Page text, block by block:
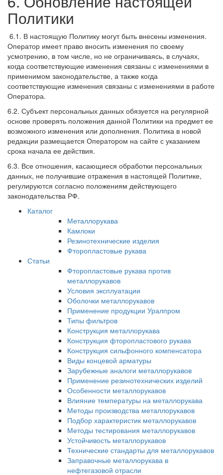
Политики
6.1. В настоящую Политику могут быть внесены изменения.
Оператор имеет право вносить изменения по своему
усмотрению, в том числе, но не ограничиваясь, в случаях,
когда соответствующие изменения связаны с изменениями в
применимом законодательстве, а также когда
соответствующие изменения связаны с изменениями в работе
Оператора.
6.2. Субъект персональных данных обязуется на регулярной
основе проверять положения данной Политики на предмет ее
возможного изменения или дополнения. Политика в новой
редакции размещается Оператором на сайте с указанием
срока начала ее действия.
6.3. Все отношения, касающиеся обработки персональных
данных, не получившие отражения в настоящей Политике,
регулируются согласно положениям действующего
законодательства РФ.
Каталог
Металлорукава
Камлоки
Резинотехнические изделия
Фторопластовые рукава
Статьи
Фторопластовые рукава против
металлорукавов
Условия эксплуатации
Оболочки металлорукавов
Применение продукции Уралпром
Типы фильтров
Конструкция металлорукава
Конструкция фторопластового рукава
Конструкция сильфонного компенсатора
Виды концевой арматуры
Зарубежные аналоги металлорукавов
Применение резинотехнических изделий
Особенности металлорукавов
Влияние температуры на металлорукава
Методы производства металлорукавов
Подбор характеристик металлорукавов
Методы тестирования металлорукавов
Устойчивость металлорукавов
Технические стандарты для металлорукавов
Заправочные металлорукава в
нефтегазовой отрасли